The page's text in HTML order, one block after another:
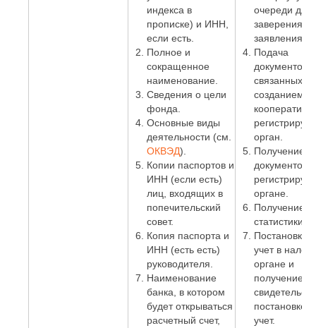
индекса в
прописке) и ИНН,
если есть.
Полное и
сокращенное
наименование.
Сведения о цели
фонда.
Основные виды
деятельности (см.
ОКВЭД).
Копии паспортов и
ИНН (если есть)
лиц, входящих в
попечительский
совет.
Копия паспорта и
ИНН (есть есть)
руководителя.
Наименование
банка, в котором
будет открываться
расчетный счет,
очереди для
заверения
заявления;
Подача
документов,
связанных с
созданием
орган.
Получение
документов в
органе.
Получение
статистики.
Постановка
учет в
органе и
получение
постановке
учет.